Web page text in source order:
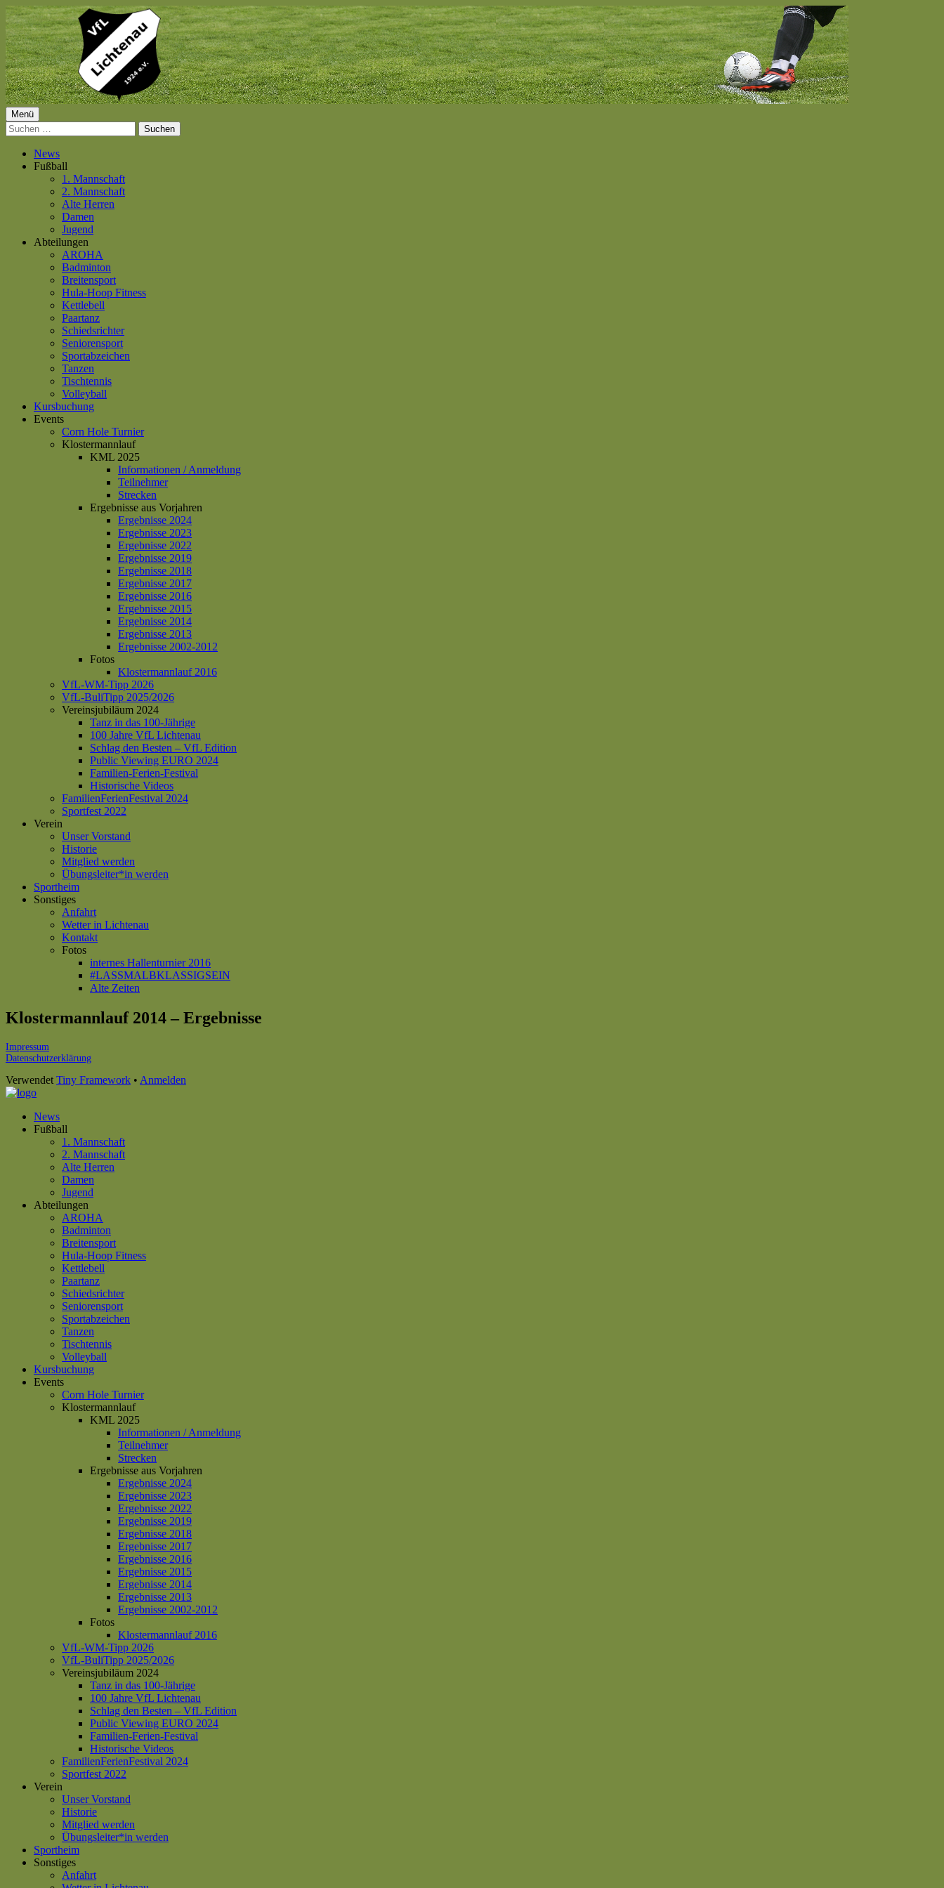
Springe
zum
Inhalt
VfL Lichtenau 1924 e.V.
Primäres
Menü
Menü
Suchen
nach:
News
Fußball
1. Mannschaft
2. Mannschaft
Alte Herren
Damen
Jugend
Abteilungen
AROHA
Badminton
Breitensport
Hula-Hoop Fitness
Kettlebell
Paartanz
Schiedsrichter
Seniorensport
Sportabzeichen
Tanzen
Tischtennis
Volleyball
Kursbuchung
Events
Corn Hole Turnier
Klostermannlauf
KML 2025
Informationen / Anmeldung
Teilnehmer
Strecken
Ergebnisse aus Vorjahren
Ergebnisse 2024
Ergebnisse 2023
Ergebnisse 2022
Ergebnisse 2019
Ergebnisse 2018
Ergebnisse 2017
Ergebnisse 2016
Ergebnisse 2015
Ergebnisse 2014
Ergebnisse 2013
Ergebnisse 2002-2012
Fotos
Klostermannlauf 2016
VfL-WM-Tipp 2026
VfL-BuliTipp 2025/2026
Vereinsjubiläum 2024
Tanz in das 100-Jährige
100 Jahre VfL Lichtenau
Schlag den Besten – VfL Edition
Public Viewing EURO 2024
Familien-Ferien-Festival
Historische Videos
FamilienFerienFestival 2024
Sportfest 2022
Verein
Unser Vorstand
Historie
Mitglied werden
Übungsleiter*in werden
Sportheim
Sonstiges
Anfahrt
Wetter in Lichtenau
Kontakt
Fotos
internes Hallenturnier 2016
#LASSMALBKLASSIGSEIN
Alte Zeiten
Klostermannlauf 2014 – Ergebnisse
Footer
Inhalt
Impressum
Datenschutzerklärung
Verwendet Tiny Framework • Anmelden
News
Fußball
1. Mannschaft
2. Mannschaft
Alte Herren
Damen
Jugend
Abteilungen
AROHA
Badminton
Breitensport
Hula-Hoop Fitness
Kettlebell
Paartanz
Schiedsrichter
Seniorensport
Sportabzeichen
Tanzen
Tischtennis
Volleyball
Kursbuchung
Events
Corn Hole Turnier
Klostermannlauf
KML 2025
Informationen / Anmeldung
Teilnehmer
Strecken
Ergebnisse aus Vorjahren
Ergebnisse 2024
Ergebnisse 2023
Ergebnisse 2022
Ergebnisse 2019
Ergebnisse 2018
Ergebnisse 2017
Ergebnisse 2016
Ergebnisse 2015
Ergebnisse 2014
Ergebnisse 2013
Ergebnisse 2002-2012
Fotos
Klostermannlauf 2016
VfL-WM-Tipp 2026
VfL-BuliTipp 2025/2026
Vereinsjubiläum 2024
Tanz in das 100-Jährige
100 Jahre VfL Lichtenau
Schlag den Besten – VfL Edition
Public Viewing EURO 2024
Familien-Ferien-Festival
Historische Videos
FamilienFerienFestival 2024
Sportfest 2022
Verein
Unser Vorstand
Historie
Mitglied werden
Übungsleiter*in werden
Sportheim
Sonstiges
Anfahrt